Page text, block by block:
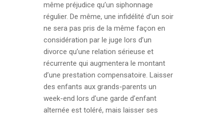
même préjudice qu’un siphonnage
régulier. De même, une infidélité d’un soir
ne sera pas pris de la même façon en
considération par le juge lors d’un
divorce qu’une relation sérieuse et
récurrente qui augmentera le montant
d’une prestation compensatoire. Laisser
des enfants aux grands-parents un
week-end lors d’une garde d’enfant
alternée est toléré, mais laisser ses